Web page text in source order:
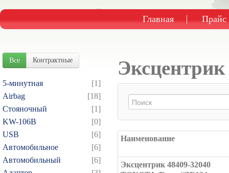
Главная Прайс
Все Контрактные
5-минутная
[1]
Airbag
[18]
Cтояночный
[1]
KW-106B
[0]
USB
[6]
Автомобильное
[6]
Автомобильный
[6]
Наименование
Эксцентрик 48409-32040